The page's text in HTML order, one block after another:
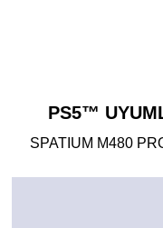
PS5™
SPATIUM M480 PRO,